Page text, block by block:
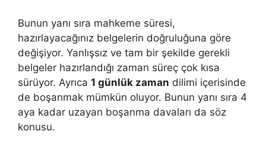
Bunun yanı sıra mahkeme süresi,
hazırlayacağınız belgelerin doğruluğuna göre
değişiyor. Yanlışsız ve tam bir şekilde gerekli
belgeler hazırlandığı zaman süreç çok kısa
sürüyor. Ayrıca 1 günlük zaman dilimi içerisinde
de boşanmak mümkün oluyor. Bunun yanı sıra 4
aya kadar uzayan boşanma davaları da söz
konusu.